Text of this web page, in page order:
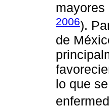
mayores
2006).
de
lo que